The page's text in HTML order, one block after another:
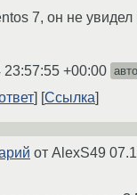
7, он не увидел
23:57:55 +00:00
Ссылка
от AlexS49